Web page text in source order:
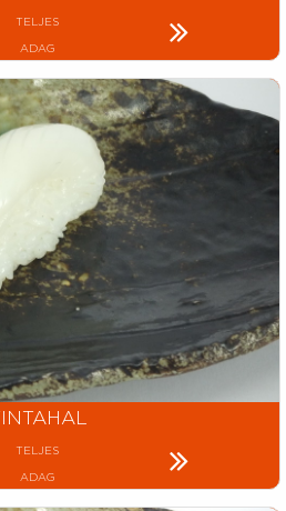
TELJES
ADAG
TELJES
ADAG